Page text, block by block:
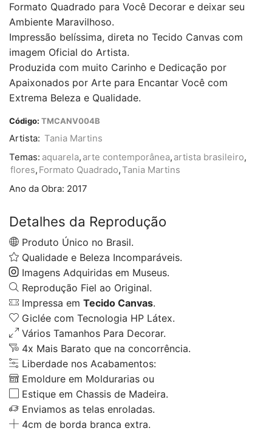
Formato Quadrado para Você Decorar e deixar seu
Ambiente Maravilhoso.
Impressão belíssima, direta no Tecido Canvas com
imagem Oficial do Artista.
Produzida com muito Carinho e Dedicação por
Apaixonados por Arte para Encantar Você com
Extrema Beleza e Qualidade.
Código: TMCANV004B
Artista: Tania Martins
Temas: aquarela, arte contemporânea, artista brasileiro,
flores, Formato Quadrado,Tania Martins
Ano da Obra: 2017
Detalhes da Reprodução
Produto Único no Brasil.
Qualidade e Beleza Incomparáveis.
Imagens Adquiridas em Museus.
Reprodução Fiel ao Original.
Impressa em Tecido Canvas.
Giclée com Tecnologia HP Látex.
Vários Tamanhos Para Decorar.
4x Mais Barato que na concorrência.
Liberdade nos Acabamentos:
Emoldure em Moldurarias ou
Estique em Chassis de Madeira.
Enviamos as telas enroladas.
4cm de borda branca extra.